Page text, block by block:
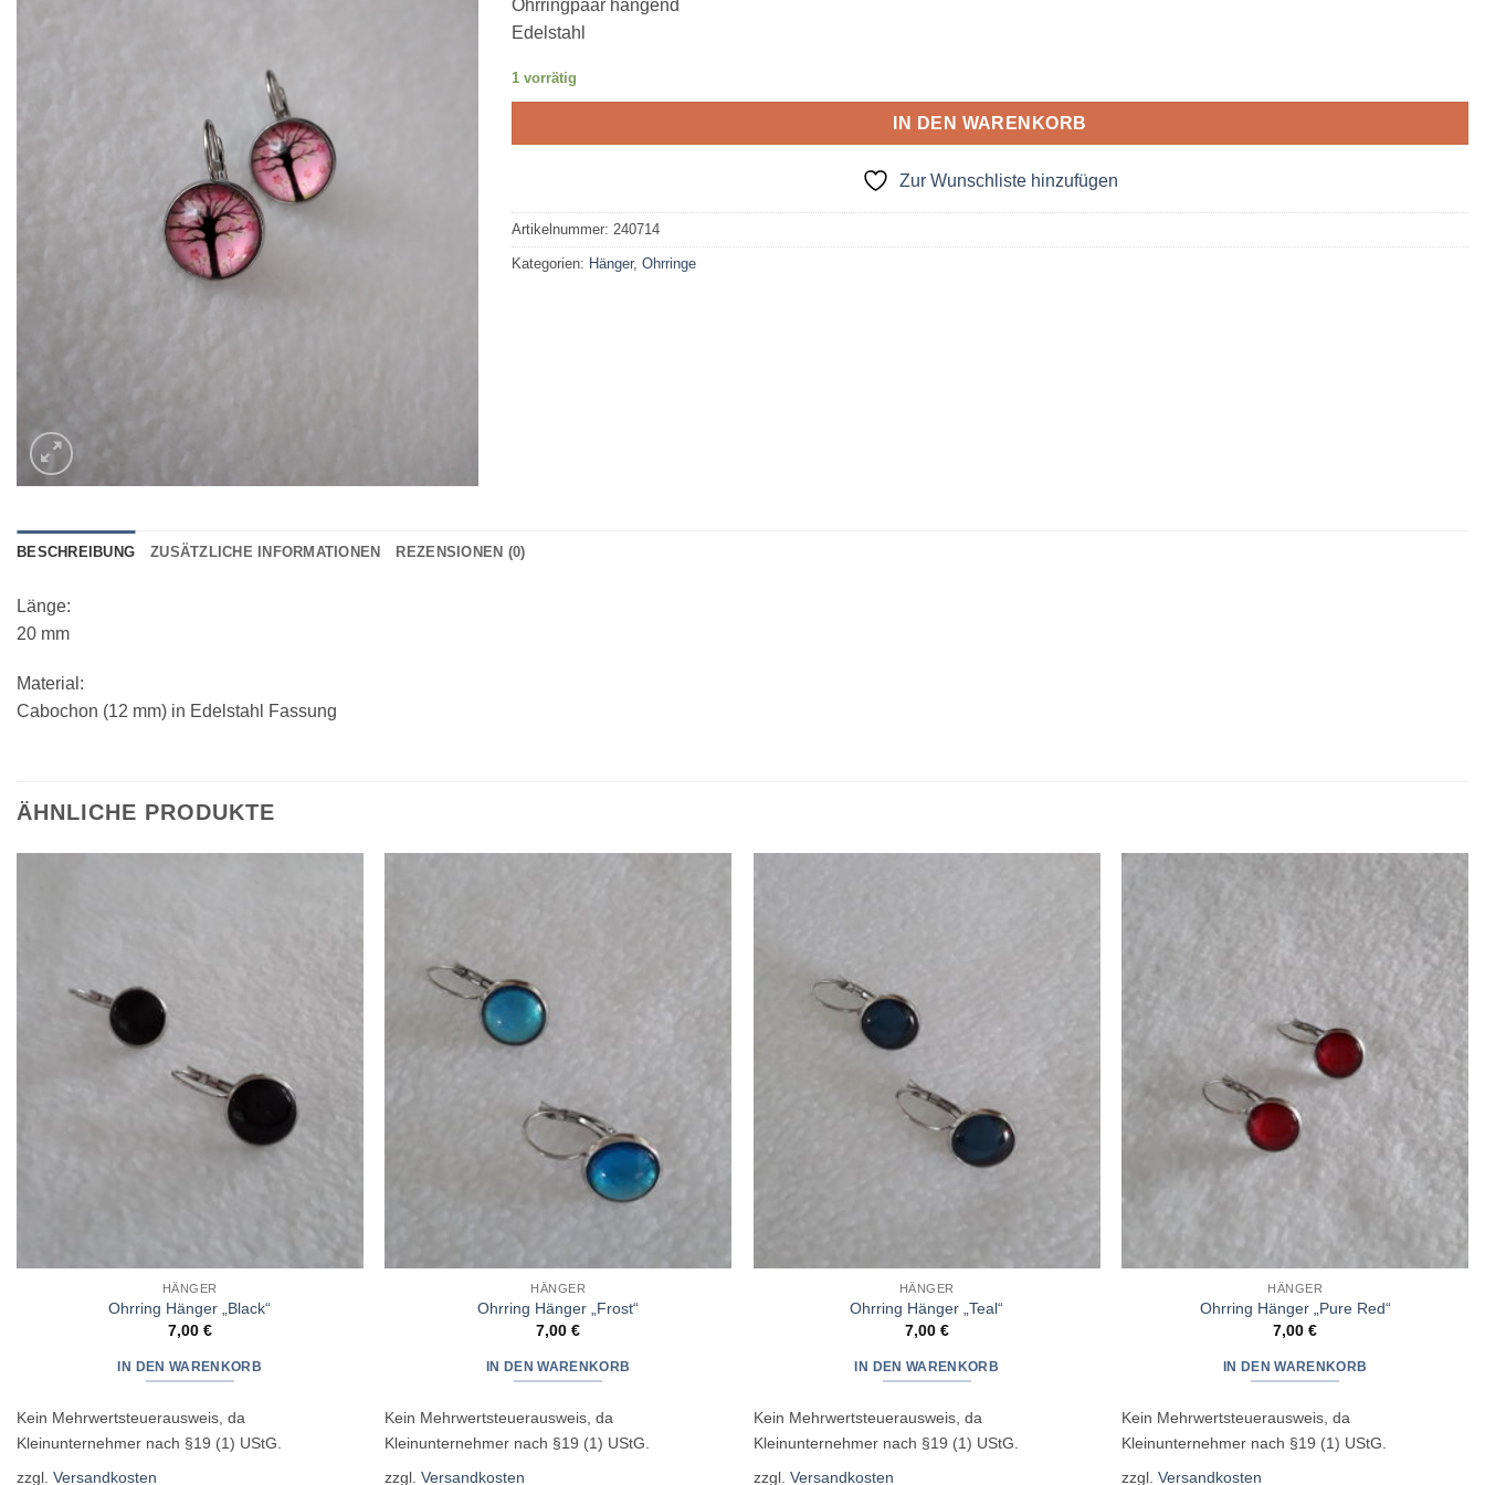
Ohrringpaar hängend
Edelstahl
1 vorrätig
IN DEN WARENKORB
Zur Wunschliste hinzufügen
Artikelnummer: 240714
Kategorien: Hänger, Ohrringe
BESCHREIBUNG ZUSÄTZLICHE INFORMATIONEN REZENSIONEN (0)
Länge:
20 mm
Material:
Cabochon (12 mm) in Edelstahl Fassung
ÄHNLICHE PRODUKTE
HÄNGER
Ohrring Hänger „Black“
7,00 €
IN DEN WARENKORB
Kein Mehrwertsteuerausweis, da
Kleinunternehmer nach §19 (1) UStG.
zzgl. Versandkosten
HÄNGER
Ohrring Hänger „Frost“
7,00€
IN DEN WARENKORB
Kein Mehrwertsteuerausweis, da
Kleinunternehmer nach §19 (1) UStG.
zzgl.Versandkosten
HÄNGER
Ohrring Hänger „Teal“
7,00 €
IN DEN WARENKORB
Kein Mehrwertsteuerausweis, da
Kleinunternehmer nach §19 (1) UStG.
zzgl. Versandkosten
Wunschliste
hinzufügen
HÄNGER
Ohrring Hänger „Pure Red“
7,00€
IN DEN WARENKORB
Kein Mehrwertsteuerausweis, da
Kleinunternehmer nach §19 (1) UStG.
zzgl.Versandkosten